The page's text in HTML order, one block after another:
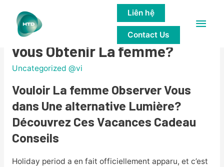
Main
Liên hệ
Contact Us
Exactement quoi Devriez-
vous Obtenir La femme?
Uncategorized @vi
Vouloir La femme Observer Vous
dans Une alternative Lumière?
Découvrez Ces Vacances Cadeau
Conseils
Holiday period a en fait officiellement apparu, et c’est